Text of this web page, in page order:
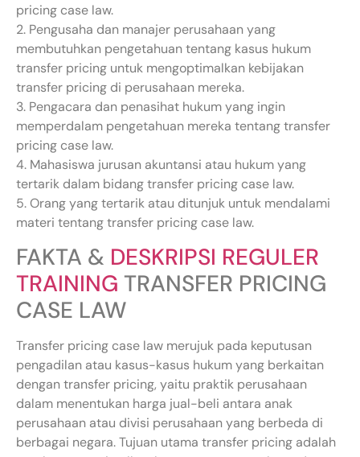
pricing case law.
2. Pengusaha dan manajer perusahaan yang
membutuhkan pengetahuan tentang kasus hukum
transfer pricing untuk mengoptimalkan kebijakan
transfer pricing di perusahaan mereka.
3. Pengacara dan penasihat hukum yang ingin
memperdalam pengetahuan mereka tentang transfer
pricing case law.
4. Mahasiswa jurusan akuntansi atau hukum yang
tertarik dalam bidang transfer pricing case law.
5. Orang yang tertarik atau ditunjuk untuk mendalami
materi tentang transfer pricing case law.
FAKTA & DESKRIPSI REGULER
TRAINING TRANSFER PRICING
CASE LAW
Transfer pricing case law merujuk pada keputusan
pengadilan atau kasus-kasus hukum yang berkaitan
dengan transfer pricing, yaitu praktik perusahaan
dalam menentukan harga jual-beli antara anak
perusahaan atau divisi perusahaan yang berbeda di
berbagai negara. Tujuan utama transfer pricing adalah